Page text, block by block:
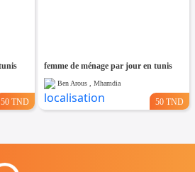
50 TND
femme de ménage par jour en tunis
Ben Arous , Mhamdia
50 TND